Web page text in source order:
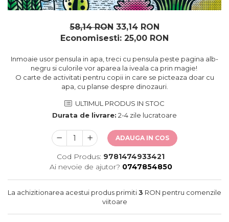
oceane
58,14 RON 33,14 RON
Economisesti: 25,00 RON
Inmoaie usor pensula in apa, treci cu pensula peste pagina alb-
negru si culorile vor aparea la iveala ca prin magie!
O carte de activitati pentru copii in care se picteaza doar cu
apa, cu planse despre dinozauri.
ULTIMUL PRODUS IN STOC
Durata de livrare: 2-4 zile lucratoare
ADAUGA IN COS
Cod Produs: 9781474933421
Ai nevoie de ajutor? 0747854850
La achizitionarea acestui produs primiti3 RON pentru comenzile
viitoare